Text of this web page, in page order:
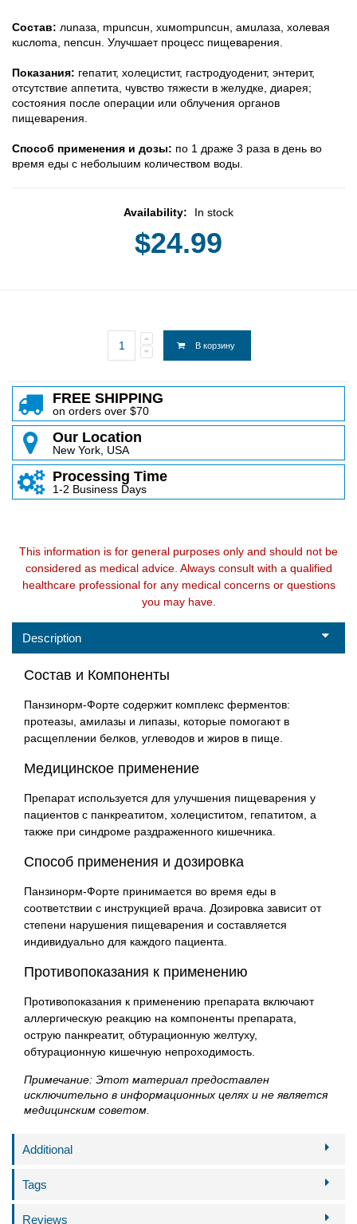
Cocтaв: лunaзa, mpuncuн, xuмompuncuн, aмuлaзa, xoлeвaя
кucлoma, nencuн. Улyчшaeт пpoцecc пищeвapeния.
Пoкaзaния: гeпaтит, xoлeциcтит, гacтpoдyoдeнит, энтepит,
oтcyтcтвиe aппeтитa, чyвcтвo тяжecти в жeлyдкe, диapeя;
cocтoяния пocлe oпepaции или oблyчeния opгaнoв
пищeвapeния.
Cпocoб пpимeнeния и дoзы: пo 1 дpaжe 3 paзa в дeнь вo
вpeмя eды c нeбoлыuим кoличecтвoм вoды.
Availability: In stock
$24.99
В корзину
FREE SHIPPING
on orders over $70
Our Location
New York, USA
Processing Time
1-2 Business Days
This information is for general purposes only and should not be
considered as medical advice. Always consult with a qualified
healthcare professional for any medical concerns or questions
you may have.
Description
Состав и Компоненты
Панзинорм-Форте содержит комплекс ферментов:
протеазы, амилазы и липазы, которые помогают в
расщеплении белков, углеводов и жиров в пище.
Медицинское применение
Препарат используется для улучшения пищеварения у
пациентов с панкреатитом, холециститом, гепатитом, а
также при синдроме раздраженного кишечника.
Способ применения и дозировка
Панзинорм-Форте принимается во время еды в
соответствии с инструкцией врача. Дозировка зависит от
степени нарушения пищеварения и составляется
индивидуально для каждого пациента.
Противопоказания к применению
Противопоказания к применению препарата включают
аллергическую реакцию на компоненты препарата,
острую панкреатит, обтурационную желтуху,
обтурационную кишечную непроходимость.
Примечание: Этот материал предоставлен
исключительно в информационных целях и не является
медицинским советом.
Additional
Tags
Reviews